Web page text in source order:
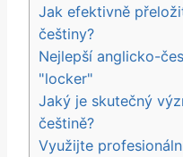
Jak efektivně
češtiny?
Nejlepší anglicko-
"locker"
Jaký je skutečný
češtině?
Využijte